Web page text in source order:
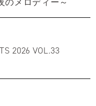
のメロディー～
2026 VOL.33